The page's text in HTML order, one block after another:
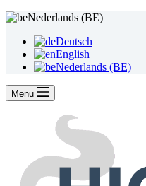
Nederlands (BE)
Deutsch
English
Nederlands (BE)
Menu